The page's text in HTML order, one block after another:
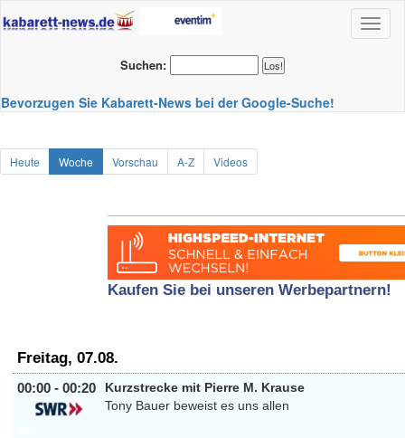
Suchen:
Bevorzugen Sie Kabarett-News bei der Google-Suche!
Heute Woche Vorschau A-Z Videos
Kaufen Sie bei unseren Werbepartnern!
Freitag, 07.08.
00:00 - 00:20
Kurzstrecke mit Pierre M. Krause
Tony Bauer beweist es uns allen